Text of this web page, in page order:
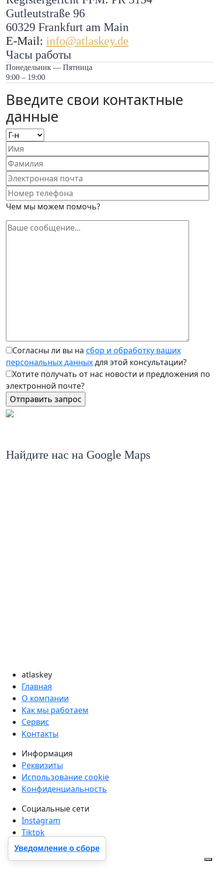
Gutleutstraße 96
60329 Frankfurt am Main
E-Mail: info@atlaskey.de
Часы работы
Понедельник — Пятница
9:00 – 19:00
Введите свои контактные
данные
Чем мы можем помочь?
Согласны ли вы на сбор и обработку ваших
персональных данныхдля этой консультации?
Хотите получать от нас новости и предложения по
электронной почте?
Найдите нас на Google Maps
atlaskey
Главная
О компании
Как мы работаем
Сервис
Контакты
Информация
Реквизиты
Использование cookie
Конфиденциальность
Социальные сети
Instagram
Tiktok
Facebook
LinkedIn
Уведомление о сборе